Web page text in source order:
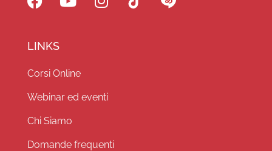
LINKS
Corsi Online
Webinar ed eventi
Chi Siamo
Domande frequenti